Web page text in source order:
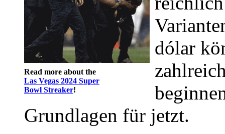
Read more about the
Las Vegas 2024 Super
Bowl Streaker!
dólar
Grundlagen für jetzt.